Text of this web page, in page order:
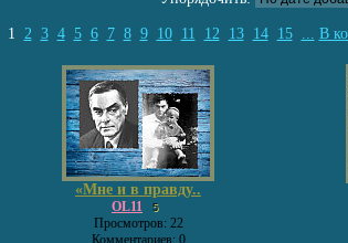
1 2 3 4 5 6 7 8 9 10 11 12 13 14 15 ... В
«Мне и в правду..
OL11 5
Просмотров: 22
Комментариев: 0